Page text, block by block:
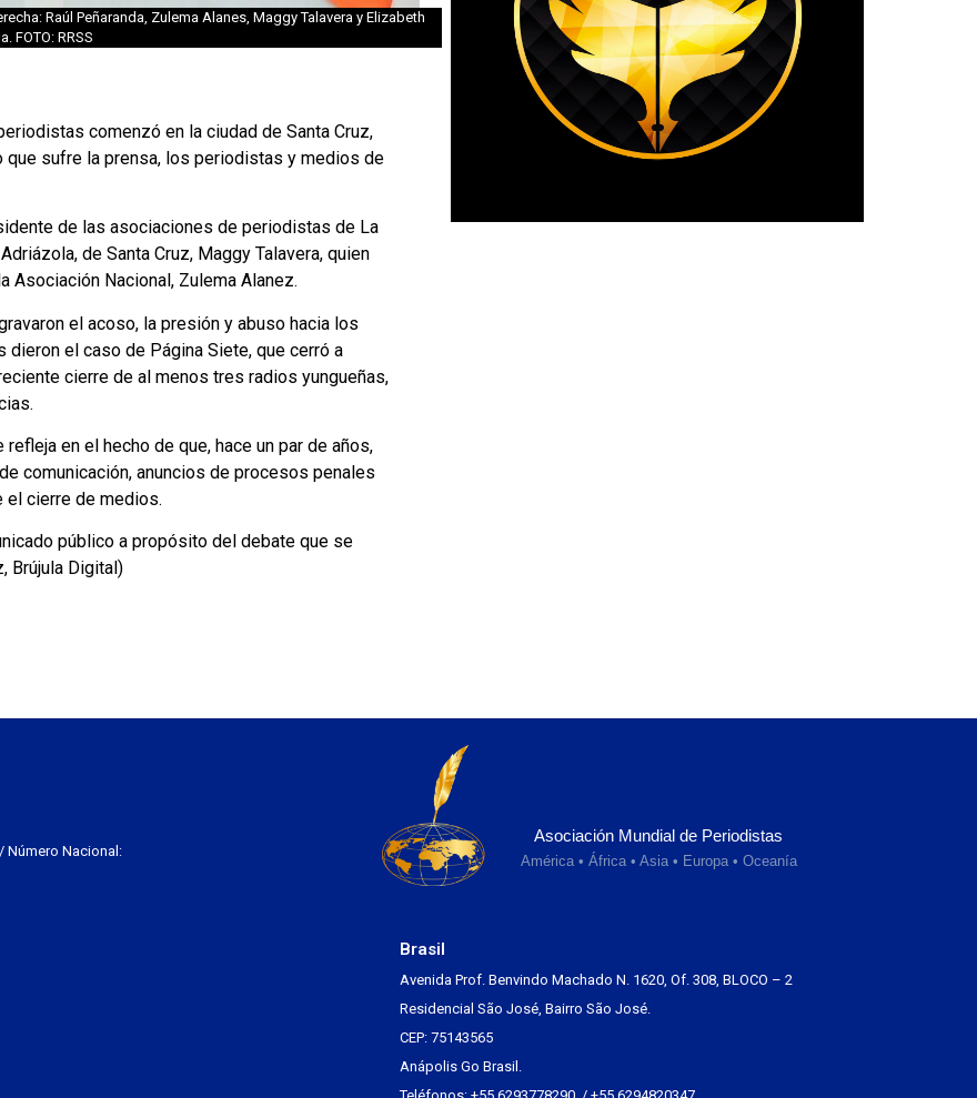
Raúl Peñaranda, Zulema Alanes, Maggy Talavera y Elizabeth
FOTO: RRSS
comenzó en la ciudad de Santa Cruz,
que sufre la prensa, los periodistas y medios de
de las asociaciones de periodistas de La
de Santa Cruz, Maggy Talavera, quien
Asociación Nacional, Zulema Alanez.
el acoso, la presión y abuso hacia los
el caso de Página Siete, que cerró a
cierre de al menos tres radios yungueñas,
en el hecho de que, hace un par de años,
comunicación, anuncios de procesos penales
el cierre de medios.
público a propósito del debate que se
Brújula Digital)
Número Nacional:
Asociación Mundial de Periodistas
América • África • Asia • Europa • Oceanía
Brasil
Avenida Prof. Benvindo Machado N. 1620, Of. 308, BLOCO – 2
Residencial São José, Bairro São José.
CEP: 75143565
Anápolis Go Brasil.